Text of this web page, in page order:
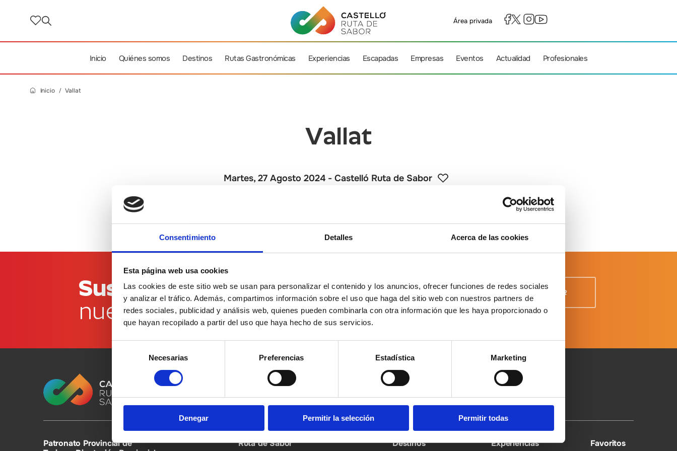
Consentimiento Detalles Acerca de las cookies
Esta página web usa cookies
Las cookies de este sitio web se usan para personalizar el contenido y los anuncios, ofrecer funciones de redes sociales
y analizar el tráfico. Además, compartimos información sobre el uso que haga del sitio web con nuestros partners de
redes sociales, publicidad y análisis web, quienes pueden combinarla con otra información que les haya proporcionado o
que hayan recopilado a partir del uso que haya hecho de sus servicios.
consentimiento
Necesarias Preferencias Estadística Marketing
Denegar Permitir la selección Permitir todas
Área privada
Inicio Quiénes somos Destinos Rutas Gastronómicas Experiencias Escapadas Empresas Eventos Actualidad Profesionales
Inicio Vallat
Vallat
Martes, 27 Agosto 2024 - Castelló Ruta de Sabor
Suscríbete a
nuestro boletín
He leído y aceptola Política de Protección de Datos
Patronato Provincial de
Ruta de Sabor Destinos Experiencias Favoritos